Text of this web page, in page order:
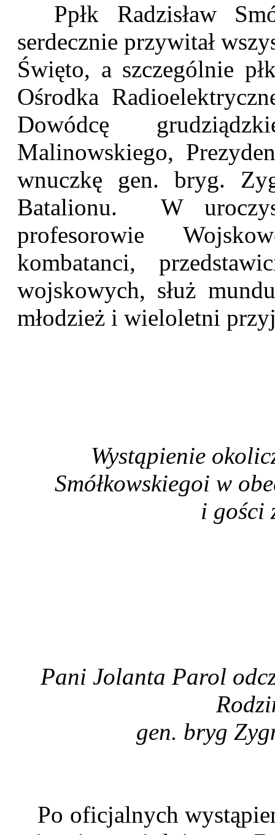
Ppłk Radzisław
serdecznie przywitał
Święto, a szczególnie
Ośrodka
Dowódcę
Malinowskiego,
wnuczkę gen. bryg.
Batalionu. W
profesorowie
kombatanci,
wojskowych, służ
młodzież i wieloletni
Wystąpienie
Smółkowskiegoi w
i gości
Pani Jolanta Parol
gen. bryg
Po oficjalnych